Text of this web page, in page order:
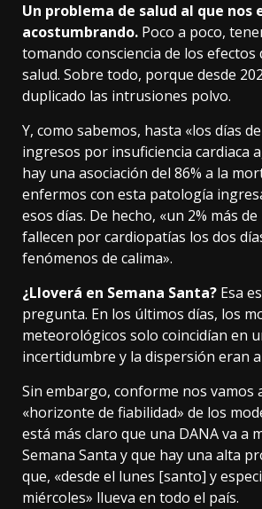
Un problema de salud al que nos
acostumbrando. Poco a poco,
tomando consciencia de los efectos
salud. Sobre todo, porque desde
duplicado las intrusiones polvo.
Y, como sabemos, hasta «los días
ingresos por insuficiencia cardiaca
hay una asociación del 86% a la
enfermos con esta patología
esos días. De hecho, «un 2% más
fallecen por cardiopatías los dos
fenómenos de calima».
¿Lloverá en Semana Santa? Esa
pregunta. En los últimos días, los
meteorológicos solo coincidían en
incertidumbre y la dispersión eran
Sin embargo, conforme nos vamos
«horizonte de fiabilidad» de los
está más claro que una DANA va a
Semana Santa y que hay una alta
que, «desde el lunes [santo] y
miércoles» llueva en todo el país.